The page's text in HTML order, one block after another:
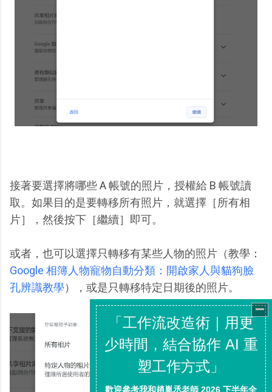
接著要選擇將哪些 A 帳號的照片，授權給 B 帳號讀
取。如果目的是要轉移所有照片，就選擇［所有相
片］，然後按下［繼續］即可。
或者，也可以選擇只轉移有某些人物的照片（教學：
Google 相簿人物寵物自動分類：開啟家人與貓狗臉
孔辨識教學），或是只轉移特定日期後的照片。